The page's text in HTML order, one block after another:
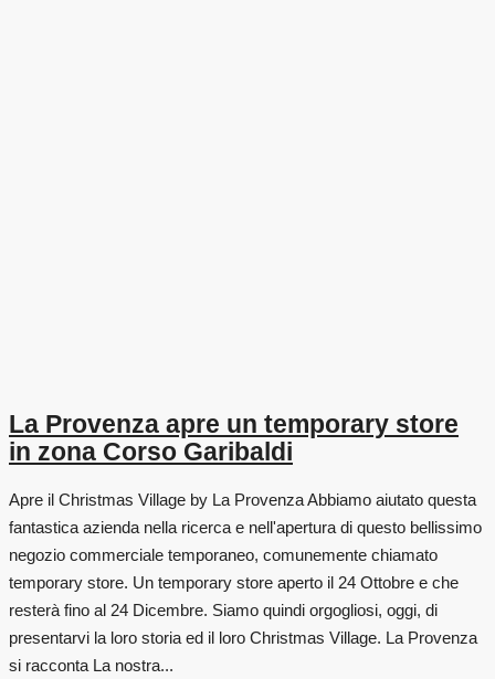
La Provenza apre un temporary store
in zona Corso Garibaldi
Apre il Christmas Village by La Provenza Abbiamo aiutato questa
fantastica azienda nella ricerca e nell'apertura di questo bellissimo
negozio commerciale temporaneo, comunemente chiamato
temporary store. Un temporary store aperto il 24 Ottobre e che
resterà fino al 24 Dicembre. Siamo quindi orgogliosi, oggi, di
presentarvi la loro storia ed il loro Christmas Village. La Provenza
si racconta La nostra...